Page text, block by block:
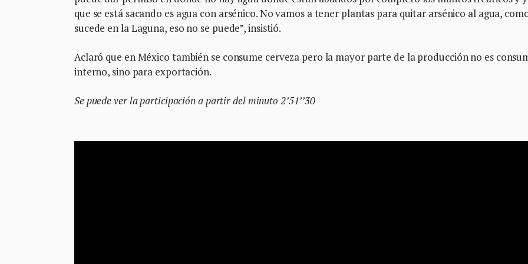
que se está sacando es agua con arsénico. No vamos a tener plantas para quitar arsénico al agua,
sucede en la Laguna, eso no se puede”, insistió.
Aclaró que en México también se consume cerveza pero la mayor parte de la producción no es
interno, sino para exportación.
Se puede ver la participación a partir del minuto 2’51’’30